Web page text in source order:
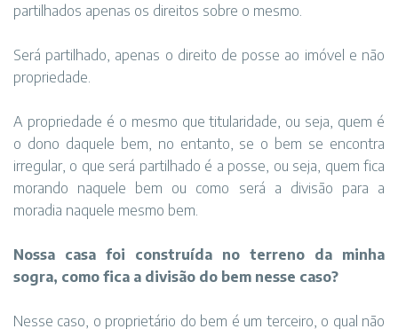
partilhados apenas os direitos sobre o mesmo.
Será partilhado, apenas o direito de posse ao imóvel e não
propriedade.
A propriedade é o mesmo que titularidade, ou seja, quem é
o dono daquele bem, no entanto, se o bem se encontra
irregular, o que será partilhado é a posse, ou seja, quem fica
morando naquele bem ou como será a divisão para a
moradia naquele mesmo bem.
Nossa casa foi construída no terreno da minha
sogra, como fica a divisão do bem nesse caso?
Nesse caso, o proprietário do bem é um terceiro, o qual não